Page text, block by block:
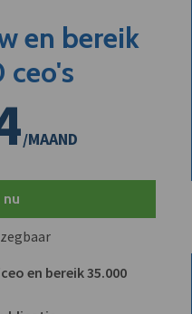
en bereik
/MAAND
nu
en bereik 35.000